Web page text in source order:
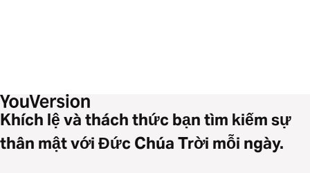
Khích lệ và thách thức bạn tìm kiếm sự
thân mật với Đức Chúa Trời mỗi ngày.